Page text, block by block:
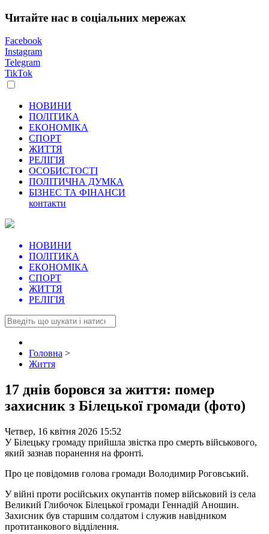
Читайте нас в соціальних мережах
Facebook
Instagram
Telegram
TikTok
НОВИНИ
ПОЛІТИКА
ЕКОНОМІКА
СПОРТ
ЖИТТЯ
РЕЛІГІЯ
ОСОБИСТОСТІ
ПОЛІТИЧНА ДУМКА
БІЗНЕС ТА ФІНАНСИ
контакти
НОВИНИ
ПОЛІТИКА
ЕКОНОМІКА
СПОРТ
ЖИТТЯ
РЕЛІГІЯ
Головна >
Життя
17 днів боровся за життя: помер
захисник з Білецької громади (фото)
Четвер, 16 квітня 2026 15:52
У Білецьку громаду прийшла звістка про смерть військового,
який зазнав поранення на фронті.
Про це повідомив голова громади Володимир Роговський.
У війні проти російських окупантів помер військовий із села
Великий Глибочок Білецької громади Геннадій Аношин.
Захисник був старшим солдатом і служив навідником
протитанкового відділення.